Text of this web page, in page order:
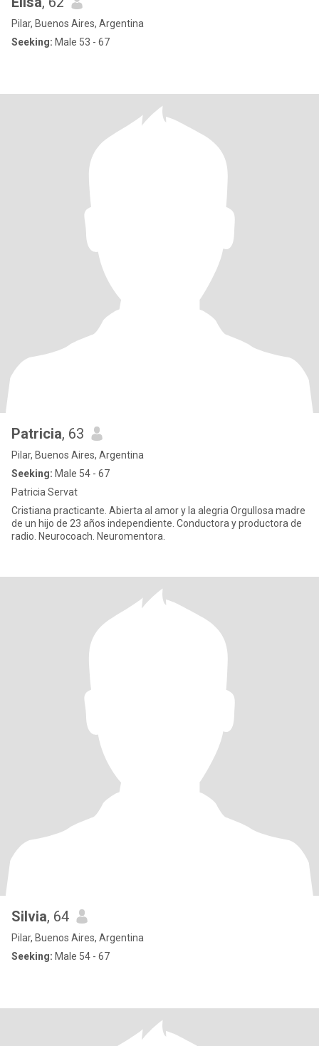
Pilar, Buenos Aires, Argentina
Seeking: Male 53 - 67
Patricia, 63
Pilar, Buenos Aires, Argentina
Seeking: Male 54 - 67
Patricia Servat
Cristiana practicante. Abierta al amor y la alegria Orgullosa madre
de un hijo de 23 años independiente. Conductora y productora de
radio. Neurocoach. Neuromentora.
Silvia, 64
Pilar, Buenos Aires, Argentina
Seeking: Male 54 - 67